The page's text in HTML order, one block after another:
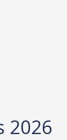
2026